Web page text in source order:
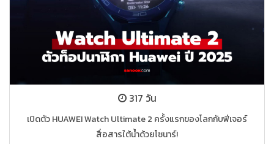
317 วัน
เปิดตัว HUAWEI Watch Ultimate 2 ครั้งแรกของโลกกับฟีเจอร์
สื่อสารใต้น้ำด้วยโซนาร์!